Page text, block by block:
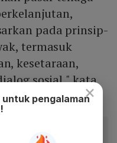
pada prinsip-
termasuk
kesetaraan,
sosial," kata
×
pengalaman